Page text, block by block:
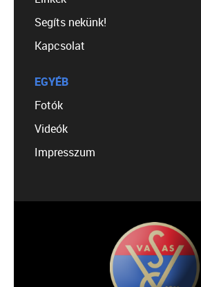
Segíts nekünk!
Kapcsolat
EGYÉB
Fotók
Videók
Impresszum